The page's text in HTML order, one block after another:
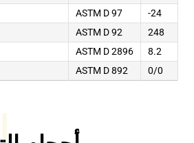
ASTM D 97
-24
ASTM D 92
248
ASTM D 2896
8.2
ASTM D 892 0/0